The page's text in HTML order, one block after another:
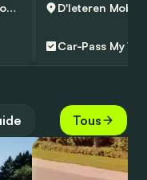
Boortmeerbeek
Car-Pass My
Tous